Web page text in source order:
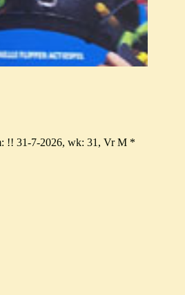
!! 31-7-2026, wk: 31, Vr M *